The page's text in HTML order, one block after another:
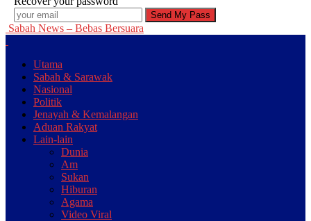
Sabah News – Bebas Bersuara
Utama
Sabah & Sarawak
Nasional
Politik
Jenayah & Kemalangan
Aduan Rakyat
Lain-lain
Dunia
Am
Sukan
Hiburan
Agama
Video Viral